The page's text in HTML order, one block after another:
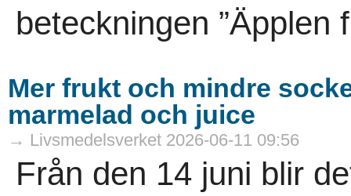
beteckningen ”Äpplen
Mer frukt och mindre
marmelad och juice
→ Livsmedelsverket 2026-06-11 09:56
Från den 14 juni blir